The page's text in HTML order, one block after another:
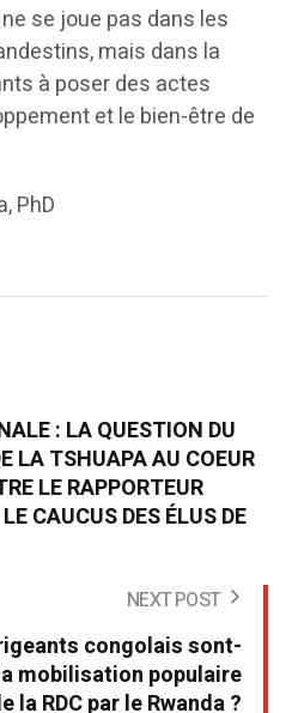
ne se joue pas dans les
mais dans la
à poser des actes
et le bien-être de
PhD
: LA QUESTION DU
LA TSHUAPA AU COEUR
LE RAPPORTEUR
CAUCUS DES ÉLUS DE
NEXT POST
congolais sont-
mobilisation populaire
RDC par le Rwanda ?